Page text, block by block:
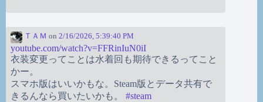
ＴＡＭ on 2/16/2026, 5:39:40 PM
youtube.com/watch?v=FFRinIuN0iI
衣装変更ってことは水着回も期待できるってこと
かー。
スマホ版はいいかもな。Steam版とデータ共有で
きるんなら買いたいかも。 #steam